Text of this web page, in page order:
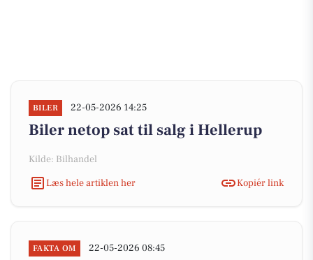
BILER 22-05-2026 14:25
Biler netop sat til salg i Hellerup
Kilde: Bilhandel
Læs hele artiklen her
Kopiér link
FAKTA OM 22-05-2026 08:45